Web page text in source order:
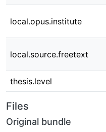
local.opus.institute
local.source.freetext
thesis.level
Files
Original bundle